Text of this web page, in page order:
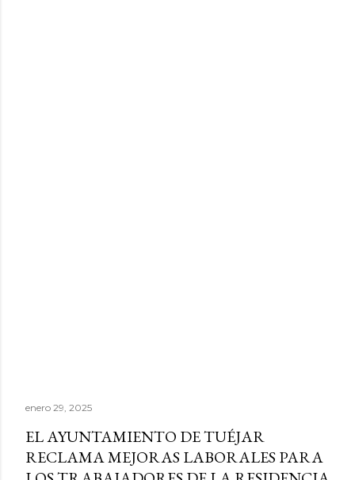
enero 29, 2025
EL AYUNTAMIENTO DE TUÉJAR
RECLAMA MEJORAS LABORALES PARA